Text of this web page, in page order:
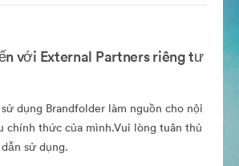
với External Partners riêng tư
dụng Brandfolder làm nguồn cho nội
chính thức của mình.Vui lòng tuân thủ
sử dụng.